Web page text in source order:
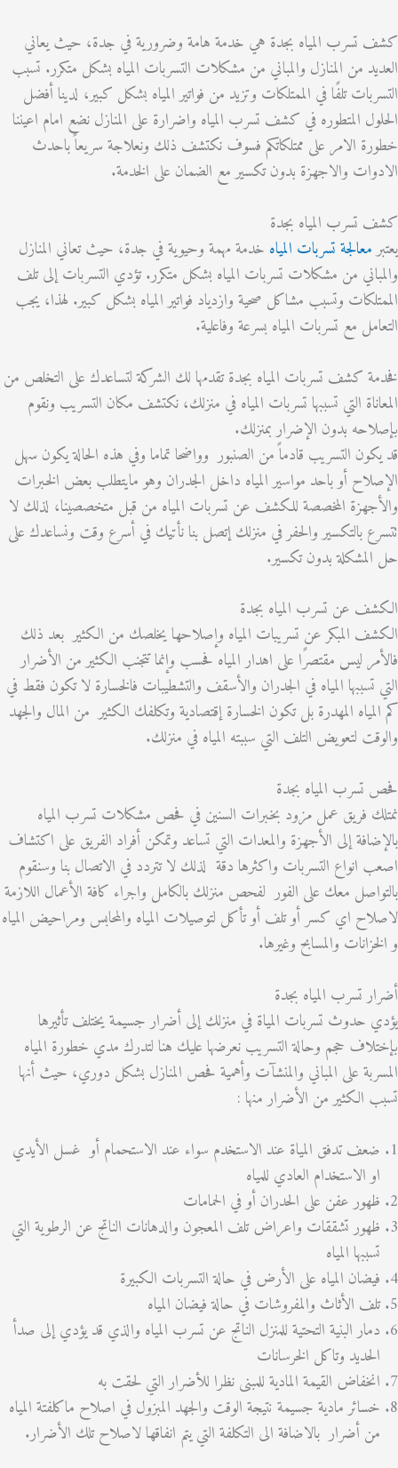
المياه بجدة هي خدمة هامة وضرورية في جدة، حيث يعاني
من المنازل والمباني من مشكلات التسربات المياه بشكل متكرر. تسبب
تلفًا في الممتلكات وتزيد من فواتير المياه بشكل كبير، لدينا أفضل
المتطوره في كشف تسرب المياه واضرارة على المنازل نضع امام اعيننا
الامر على ممتلكاتكم فسوف نكتشف ذلك ونعلاجة سريعاً باحدث
والاجهزة بدون تكسير مع الضمان على الخدمة.
المياه بجدة
معالجة تسربات المياه خدمة مهمة وحيوية في جدة، حيث تعاني المنازل
من مشكلات تسربات المياه بشكل متكرر. تؤدي التسربات إلى تلف
وتسبب مشاكل صحية وازدياد فواتير المياه بشكل كبير. لهذا، يجب
مع تسربات المياه بسرعة وفاعلية.
كشف تسربات المياه بجدة تقدمها لك الشركة لتساعدك على التخلص من
التي تسببها تسربات المياه في منزلك، نكتشف مكان التسريب ونقوم
بدون الإضرار بمنزلك.
التسريب قادماً من الصنبور وواضحا تماما وفي هذه الحالة يكون سهل
أو باحد مواسير المياه داخل الجدران وهو مايتطلب بعض الخبرات
المخصصة للكشف عن تسربات المياه من قبل متخصصينا، لذلك لا
بالتكسير والحفر في منزلك إتصل بنا نأتيك في أسرع وقت ونساعدك على
بدون تكسير.
عن تسرب المياه بجدة
المبكر عن تسريبات المياه وإصلاحها يخلصك من الكثير بعد ذلك
ليس مقتصرًا على اهدار المياه فحسب وإنما تتجنب الكثير من الأضرار
المياه في الجدران والأسقف والتشطيبات فالخسارة لا تكون فقط في
المهدرة بل تكون الخسارة إقتصادية وتكلفك الكثير من المال والجهد
لتعويض التلف التي سببته المياه في منزلك.
المياه بجدة
فريق عمل مزود بخبرات السنين في فحص مشكلات تسرب المياه
إلى الأجهزة والمعدات التي تساعد وتمكن أفراد الفريق على اكتشاف
التسربات واكثرها دقة لذلك لا تتردد في الاتصال بنا وسنقوم
معك على الفور لفحص منزلك بالكامل واجراء كافة الأعمال اللازمة
اي كسر أو تلف أو تأكل لتوصيلات المياه والمحابس ومراحيض المياه
والمسابح وغيرها.
تسرب المياه بجدة
تسربات المياة في منزلك إلى أضرار جسيمة يختلف تأثيرها
حجم وحالة التسريب نعرضها عليك هنا لتدرك مدي خطورة المياه
على المباني والمنشآت وأهمية فحص المنازل بشكل دوري، حيث أنها
من الأضرار منها :
تدفق المياة عند الاستخدم سواء عند الاستحمام أو غسل الأيدي
الاستخدام العادي للمياه
عفن على الحدران أو في الحمامات
تشققات واعراض تلف المعجون والدهانات الناتج عن الرطوية التي
المياه
المياه على الأرض في حالة التسربات الكبيرة
الأثاث والمفروشات في حالة فيضان المياه
البنية التحتية للمنزل الناتج عن تسرب المياه والذي قد يؤدي إلى صدأ
وتاكل الخرسانات
القيمة المادية للمبنى نظرا للأضرار التي لحقت به
مادية جسيمة نتيجة الوقت والجهد المبزول في اصلاح ماكلفتة المياه
أضرار بالاضافة الى التكلفة التي يتم انفاقها لاصلاح تلك الأضرار.